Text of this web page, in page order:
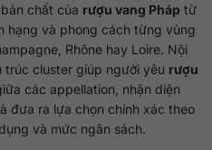
chất của rượu vang Pháp từ
hạng và phong cách từng vùng
Rhône hay Loire. Nội
cluster giúp người yêu rượu
các appellation, nhận diện
đưa ra lựa chọn chính xác theo
và mức ngân sách.